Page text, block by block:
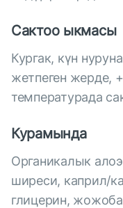
Сактоо ыкмасы
Кургак, күн
жетпеген жерде,
температурада
Курамында
Органикалык
ширеси, каприл/
глицерин,